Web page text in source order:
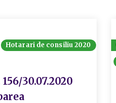
Hotarari de consiliu 2020
30.07.2020